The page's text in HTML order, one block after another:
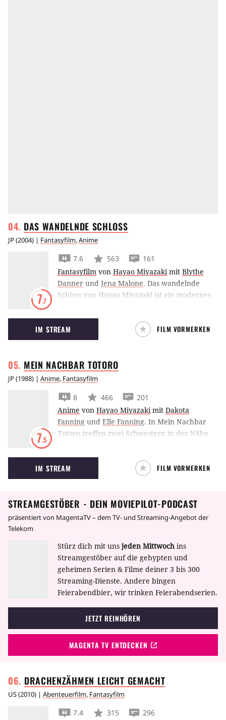
DAS WANDELNDE SCHLOSS
JP(2004) | Fantasyfilm,Anime
7.7
7.6 563
161
Fantasyfilm von Hayao Miyazaki mit Blythe
Danner und Jena Malone. Das wandelnde
Schloss von Hayao Miyazaki ist ein modernes
Animationsstudios.
IM STREAM FILM VORMERKEN
MEIN NACHBAR TOTORO
JP(1988) | Anime, Fantasyfilm
7.5
8 466
201
Anime von Hayao Miyazakimit Dakota
Fanning und Elle Fanning. In Mein Nachbar
Totoro treffen zwei Schwestern in der Nähe
Waldgeist.
IM STREAM FILM VORMERKEN
STREAMGESTÖBER - DEIN MOVIEPILOT-PODCAST
präsentiert von MagentaTV – dem TV- und Streaming-Angebot der
Telekom
Stürz dich mit uns jeden Mittwoch ins
Streamgestöber auf die gehypten und
geheimen Serien & Filme deiner 3 bis 300
Streaming-Dienste. Andere bingen
Feierabendbier, wir trinken Feierabendserien.
JETZT REINHÖREN
MAGENTA TV ENTDECKEN
DRACHENZÄHMEN LEICHT GEMACHT
US(2010) | Abenteuerfilm, Fantasyfilm
7.4 315 296